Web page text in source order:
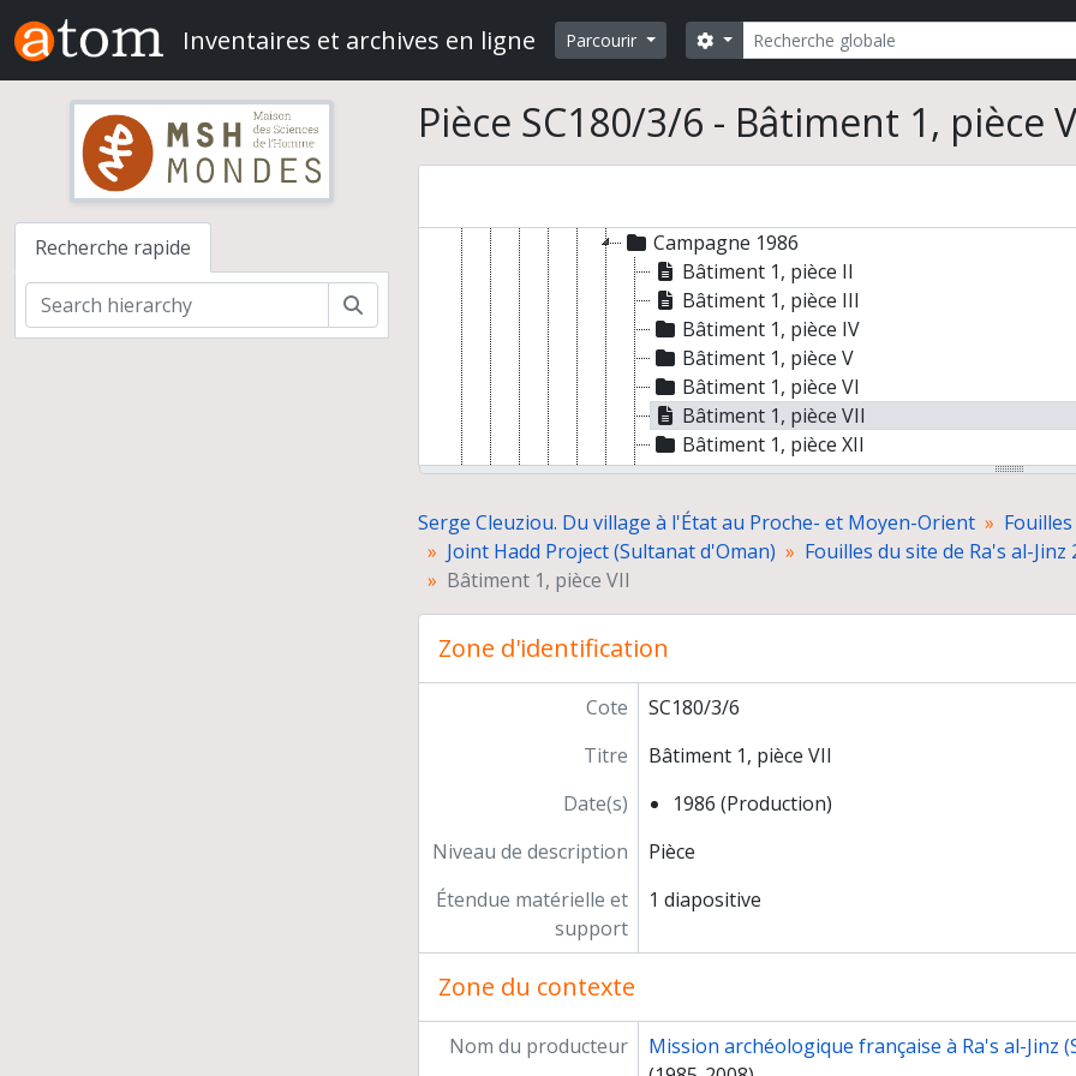
Skip to main content
Inventaires et archives en ligne Parcourir Rechercher
Search options
Recherche rapide
Rechercher
Pièce SC180/3/6 - Bâtiment 1, pièce
Prospections dans les anciennes mines de cuivre du
Fouilles du site de Ra's al-Jinz 2 (RJ2)
Campagne 1986
Bâtiment 1, pièce II
Bâtiment 1, pièce III
Bâtiment 1, pièce IV
Bâtiment 1, pièce V
Bâtiment 1, pièce VI
Bâtiment 1, pièce VII
Bâtiment 1, pièce XII
Bâtiment 1, pièce XIII
Bâtiment 1, pièce XVI
Diapositives non légendées
Campagne 1988
Campagne 1989
Campagne 1992
Campagne 1995, vues de RJ2 B et de RJ2/3
Campagne 1998, photographies du site par
Photographies aériennes
Plans des bâtiments
Autres sites fouillés
Vie de la mission
Documentation
Dossiers non identifiés
Prospections des sites de l'Age du Bronze au Yémen
Serge Cleuziou. Du village à l'État au Proche- et Moyen-Orient
Joint Hadd Project (Sultanat d'Oman)
Fouilles du site de Ra's al-Jinz
Bâtiment 1, pièce VII
Zone d'identification
Cote
SC180/3/6
Titre
Bâtiment 1, pièce VII
Date(s)
1986 (Production)
Niveau de description
Pièce
Étendue matérielle et
support
1 diapositive
Zone du contexte
Nom du producteur
Mission archéologique française à Ra's al-Jinz